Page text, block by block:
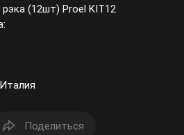
(12шт) Proel KIT12
Поделиться